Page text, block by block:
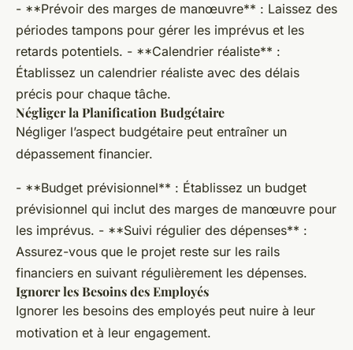
- **Prévoir des marges de manœuvre** : Laissez des
périodes tampons pour gérer les imprévus et les
retards potentiels. - **Calendrier réaliste** :
Établissez un calendrier réaliste avec des délais
précis pour chaque tâche.
Négliger la Planification Budgétaire
Négliger l’aspect budgétaire peut entraîner un
dépassement financier.
- **Budget prévisionnel** : Établissez un budget
prévisionnel qui inclut des marges de manœuvre pour
les imprévus. - **Suivi régulier des dépenses** :
Assurez-vous que le projet reste sur les rails
financiers en suivant régulièrement les dépenses.
Ignorer les Besoins des Employés
Ignorer les besoins des employés peut nuire à leur
motivation et à leur engagement.